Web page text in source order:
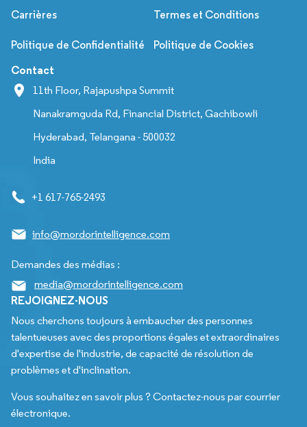
Carrières Termes et Conditions
Politique de Confidentialité Politique de Cookies
Contact
11th Floor, Rajapushpa Summit
Nanakramguda Rd, Financial District, Gachibowli
Hyderabad, Telangana - 500032
India
+1 617-765-2493
info@mordorintelligence.com
Demandes des médias :
media@mordorintelligence.com
REJOIGNEZ-NOUS
Nous cherchons toujours à embaucher des personnes
talentueuses avec des proportions égales et extraordinaires
d'expertise de l'industrie, de capacité de résolution de
problèmes et d'inclination.
Vous souhaitez en savoir plus ? Contactez-nous par courrier
électronique.